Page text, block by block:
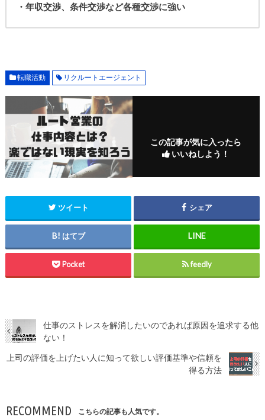
・年収交渉、条件交渉など各種交渉に強い
転職活動 リクルートエージェント
この記事が気に入ったら
いいねしよう！
ツイート シェア
はてブ
Pocket feedly
仕事のストレスを解消したいのであれば原因を追求する他
ない！
上司の評価を上げたい人に知って欲しい評価基準や信頼を
得る方法
RECOMMEND こちらの記事も人気です。